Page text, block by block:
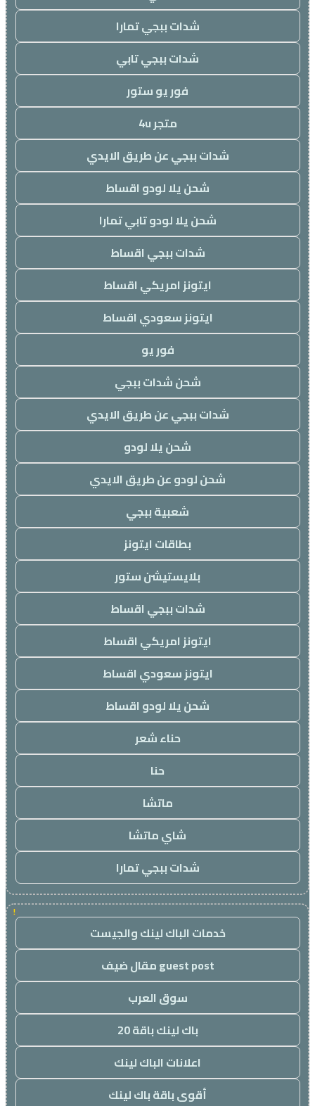
شدات ببجي تمارا
شدات ببجي تابي
فور يو ستور
متجر 4u
شدات ببجي عن طريق الايدي
شحن يلا لودو اقساط
شحن يلا لودو تابي تمارا
شدات ببجي اقساط
ايتونز امريكي اقساط
ايتونز سعودي اقساط
فور يو
شحن شدات ببجي
شدات ببجي عن طريق الايدي
شحن يلا لودو
شحن لودو عن طريق الايدي
شعبية ببجي
بطاقات ايتونز
بلايستيشن ستور
شدات ببجي اقساط
ايتونز امريكي اقساط
ايتونز سعودي اقساط
شحن يلا لودو اقساط
حناء شعر
حنا
ماتشا
شاي ماتشا
شدات ببجي تمارا
!
خدمات الباك لينك والجيست
guest post مقال ضيف
سوق العرب
باك لينك باقة 20
اعلانات الباك لينك
أقوى باقة باك لينك